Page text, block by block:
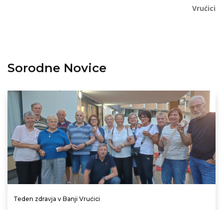
Vrućici
Sorodne Novice
Teden zdravja v Banji Vrućici